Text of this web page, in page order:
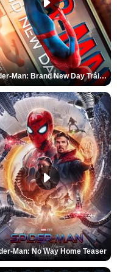
Spider-Man: Brand New Day Tráiler (3)
Man: No Way Home Teaser